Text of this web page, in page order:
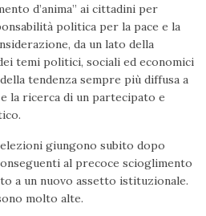
d’anima” ai cittadini per
politica per la pace e la
da un lato della
temi politici, sociali ed economici
tendenza sempre più diffusa a
la ricerca di un partecipato e
giungono subito dopo
al precoce scioglimento
a un nuovo assetto istituzionale.
molto alte.